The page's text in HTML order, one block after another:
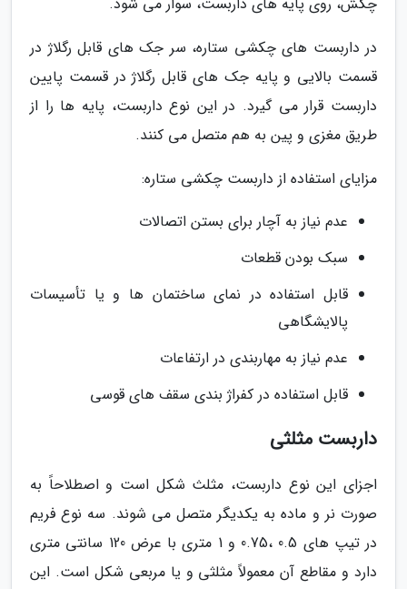
در داربست های چکشی ستاره، سر جک های قابل رگلاژ در
قسمت بالایی و پایه جک های قابل رگلاژ در قسمت پایین
داربست قرار می گیرد. در این نوع داربست، پایه ها را از
طریق مغزی و پین به هم متصل می کنند.
مزایای استفاده از داربست چکشی ستاره:
عدم نیاز به آچار برای بستن اتصالات
سبک بودن قطعات
قابل استفاده در نمای ساختمان ها و یا تأسیسات
پالایشگاهی
عدم نیاز به مهاربندی در ارتفاعات
قابل استفاده در کفراژ بندی سقف های قوسی
داربست مثلثی
اجزای این نوع داربست، مثلث شکل است و اصطلاحاً به
صورت نر و ماده به یکدیگر متصل می شوند. سه نوع فریم
در تیپ های 0.5 ،0.75 و 1 متری با عرض 120 سانتی متری
دارد و مقاطع آن معمولاً مثلثی و یا مربعی شکل است. این